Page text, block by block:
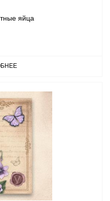
яйца